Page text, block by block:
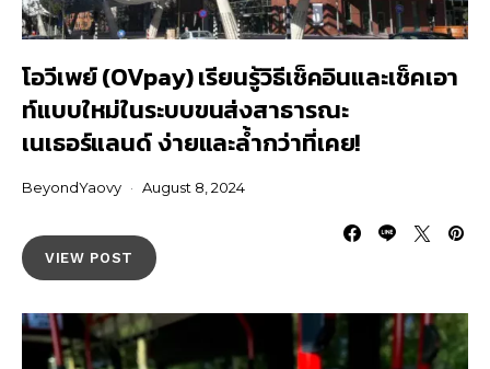
โอวีเพย์ (OVpay) เรียนรู้วิธีเช็คอินและเช็คเอา
ท์แบบใหม่ในระบบขนส่งสาธารณะ
เนเธอร์แลนด์ ง่ายและล้ำกว่าที่เคย!
BeyondYaovy August 8, 2024
VIEW POST